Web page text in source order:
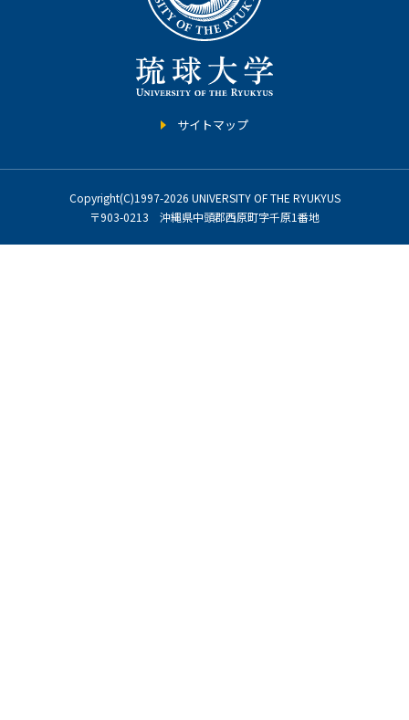
サイトマップ
Copyright(C)1997-2026 UNIVERSITY OF THE RYUKYUS
〒903-0213 沖縄県中頭郡西原町字千原1番地